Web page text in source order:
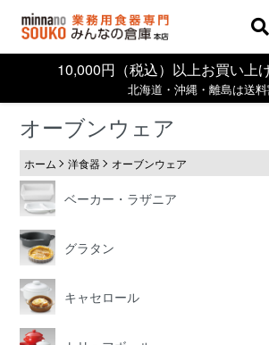
10,000円（税込）以上お買い上
北海道・沖縄・離島は送料
オーブンウェア
ホーム 洋食器 オーブンウェア
ベーカー・ラザニア
グラタン
キャセロール